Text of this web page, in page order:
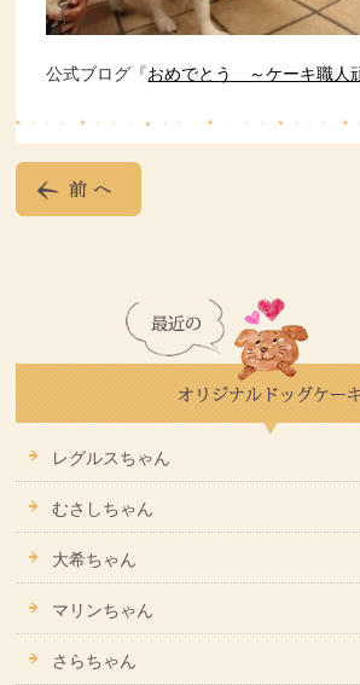
公式ブログ『おめでとう ～ケーキ職人
レグルスちゃん
むさしちゃん
大希ちゃん
マリンちゃん
さらちゃん